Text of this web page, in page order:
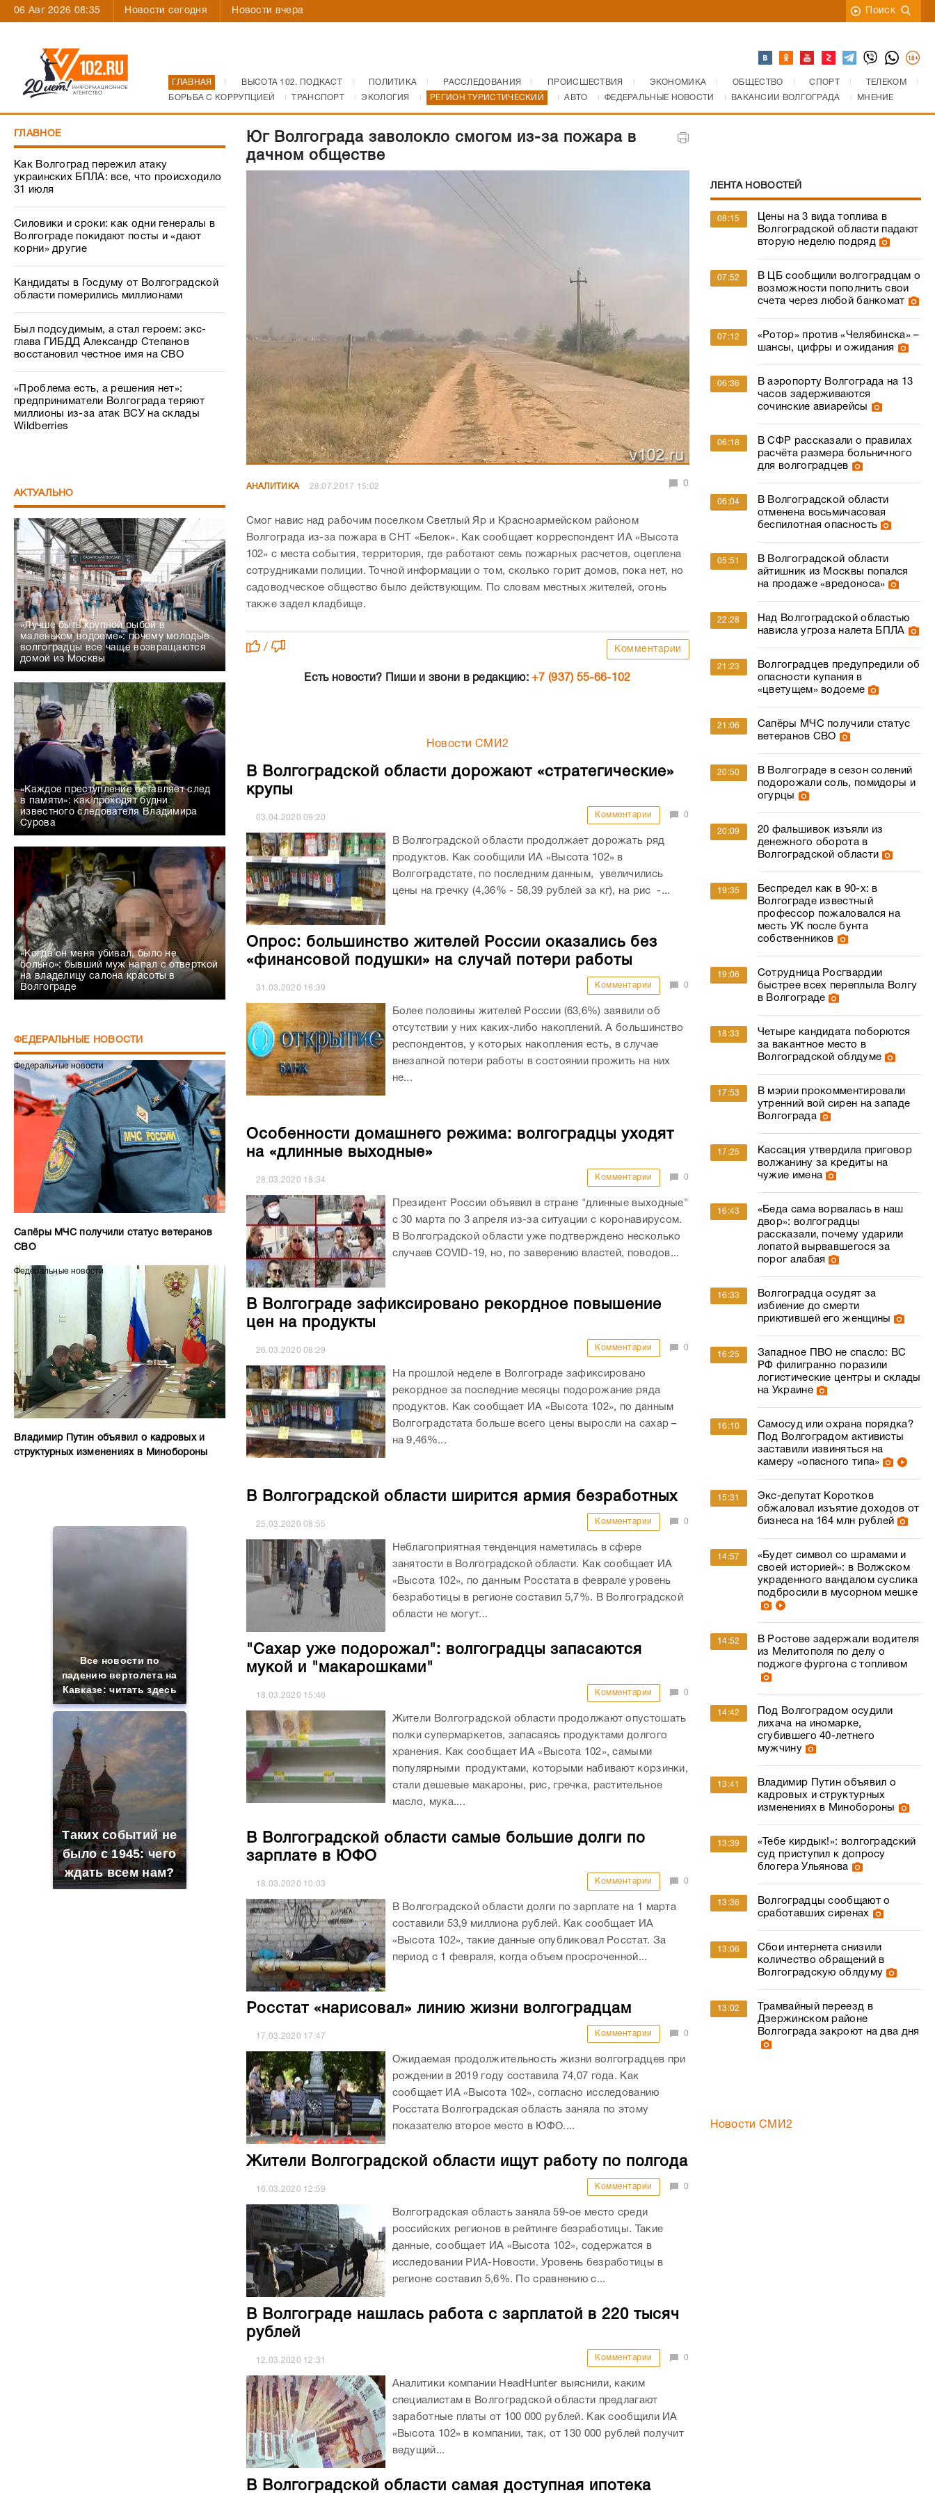
06 Авг 2026 08:35 Новости сегодня Новости вчера Поиск
ГЛАВНАЯ ВЫСОТА 102. ПОДКАСТ ПОЛИТИКА РАССЛЕДОВАНИЯ ПРОИСШЕСТВИЯ ЭКОНОМИКА ОБЩЕСТВО СПОРТ
ТЕЛЕКОМ
БОРЬБА С КОРРУПЦИЕЙ
ТРАНСПОРТ ЭКОЛОГИЯ РЕГИОН ТУРИСТИЧЕСКИЙ АВТО ФЕДЕРАЛЬНЫЕ НОВОСТИ ВАКАНСИИ ВОЛГОГРАДА МНЕНИЕ
ГЛАВНОЕ
Как Волгоград пережил атаку
украинских БПЛА: все, что происходило
31 июля
Силовики и сроки: как одни генералы в
Волгограде покидают посты и «дают
корни» другие
Кандидаты в Госдуму от Волгоградской
области померились миллионами
Был подсудимым, а стал героем: экс-
глава ГИБДД Александр Степанов
восстановил честное имя на СВО
«Проблема есть, а решения нет»:
предприниматели Волгограда теряют
миллионы из-за атак ВСУ на склады
Wildberries
АКТУАЛЬНО
«Лучше быть крупной рыбой в
маленьком водоеме»: почему молодые
волгоградцы все чаще возвращаются
домой из Москвы
«Каждое преступление оставляет след
в памяти»: как проходят будни
известного следователя Владимира
Сурова
«Когда он меня убивал, было не
больно»: бывший муж напал с отверткой
на владелицу салона красоты в
Волгограде
ФЕДЕРАЛЬНЫЕ НОВОСТИ
Федеральные новости
Сапёры МЧС получили статус ветеранов
СВО
Федеральные новости
Владимир Путин объявил о кадровых и
структурных изменениях в Минобороны
Все новости по
падению вертолета на
Кавказе: читать здесь
Таких событий не
было с 1945: чего
ждать всем нам?
Юг Волгограда заволокло смогом из-за пожара в
дачном обществе
АНАЛИТИКА 28.07.2017 15:02 0
Смог навис над рабочим поселком Светлый Яр и Красноармейском районом
Волгограда из-за пожара в СНТ «Белок». Как сообщает корреспондент ИА «Высота
102» с места события, территория, где работают семь пожарных расчетов, оцеплена
сотрудниками полиции. Точной информации о том, сколько горит домов, пока нет, но
садоводческое общество было действующим. По словам местных жителей, огонь
также задел кладбище.
/ Комментарии
Есть новости? Пиши и звони в редакцию:+7 (937) 55-66-102
Новости СМИ2
В Волгоградской области дорожают «стратегические»
крупы
03.04.202009:20 Комментарии 0
В Волгоградской области продолжает дорожать ряд
продуктов. Как сообщили ИА «Высота 102» в
Волгоградстате, по последним данным, увеличились
цены на гречку (4,36% - 58,39 рублей за кг), на рис -...
Опрос: большинство жителей России оказались без
«финансовой подушки» на случай потери работы
31.03.2020 16:39 Комментарии 0
Более половины жителей России (63,6%) заявили об
отсутствии у них каких-либо накоплений. А большинство
респондентов, у которых накопления есть, в случае
внезапной потери работы в состоянии прожить на них
не...
Особенности домашнего режима: волгоградцы уходят
на «длинные выходные»
28.03.2020 18:34 Комментарии 0
Президент России объявил в стране "длинные выходные"
с 30 марта по 3 апреля из-за ситуации с коронавирусом.
В Волгоградской области уже подтверждено несколько
случаев COVID-19, но, по заверению властей, поводов...
В Волгограде зафиксировано рекордное повышение
цен на продукты
26.03.202008:29 Комментарии 0
На прошлой неделе в Волгограде зафиксировано
рекордное за последние месяцы подорожание ряда
продуктов. Как сообщает ИА «Высота 102», по данным
Волгоградстата больше всего цены выросли на сахар –
на 9,46%...
В Волгоградской области ширится армия безработных
25.03.202008:55 Комментарии 0
Неблагоприятная тенденция наметилась в сфере
занятости в Волгоградской области. Как сообщает ИА
«Высота 102», по данным Росстата в феврале уровень
безработицы в регионе составил 5,7%. В Волгоградской
области не могут...
"Сахар уже подорожал": волгоградцы запасаются
мукой и "макарошками"
18.03.2020 15:46 Комментарии 0
Жители Волгоградской области продолжают опустошать
полки супермаркетов, запасаясь продуктами долгого
хранения. Как сообщает ИА «Высота 102», самыми
популярными продуктами, которыми набивают корзинки,
стали дешевые макароны, рис, гречка, растительное
масло, мука....
В Волгоградской области самые большие долги по
зарплате в ЮФО
18.03.2020 10:03 Комментарии 0
В Волгоградской области долги по зарплате на 1 марта
составили 53,9 миллиона рублей. Как сообщает ИА
«Высота 102», такие данные опубликовал Росстат. За
период с 1 февраля, когда объем просроченной...
Росстат «нарисовал» линию жизни волгоградцам
17.03.2020 17:47 Комментарии 0
Ожидаемая продолжительность жизни волгоградцев при
рождении в 2019 году составила 74,07 года. Как
сообщает ИА «Высота 102», согласно исследованию
Росстата Волгоградская область заняла по этому
показателю второе место в ЮФО....
Жители Волгоградской области ищут работу по полгода
16.03.2020 12:59 Комментарии 0
Волгоградская область заняла 59-ое место среди
российских регионов в рейтинге безработицы. Такие
данные, сообщает ИА «Высота 102», содержатся в
исследовании РИА-Новости. Уровень безработицы в
регионе составил 5,6%. По сравнению с...
В Волгограде нашлась работа с зарплатой в 220 тысяч
рублей
12.03.2020 12:31 Комментарии 0
Аналитики компании HeadHunter выяснили, каким
специалистам в Волгоградской области предлагают
заработные платы от 100 000 рублей. Как сообщили ИА
«Высота 102» в компании, так, от 130 000 рублей получит
ведущий...
В Волгоградской области самая доступная ипотека
ЛЕНТА НОВОСТЕЙ
08:15
Цены на 3 вида топлива в
Волгоградской области падают
вторую неделю подряд
07:52
В ЦБ сообщили волгоградцам о
возможности пополнить свои
счета через любой банкомат
07:12
«Ротор» против «Челябинска» –
шансы, цифры и ожидания
06:36
В аэропорту Волгограда на 13
часов задерживаются
сочинские авиарейсы
06:18
В СФР рассказали о правилах
расчёта размера больничного
для волгоградцев
06:04
В Волгоградской области
отменена восьмичасовая
беспилотная опасность
05:51
В Волгоградской области
айтишник из Москвы попался
на продаже «вредоноса»
22:28
Над Волгоградской областью
нависла угроза налета БПЛА
21:23
Волгоградцев предупредили об
опасности купания в
«цветущем» водоеме
21:06
Сапёры МЧС получили статус
ветеранов СВО
20:50
В Волгограде в сезон солений
подорожали соль, помидоры и
огурцы
20:09
20 фальшивок изъяли из
денежного оборота в
Волгоградской области
19:35
Беспредел как в 90-х: в
Волгограде известный
профессор пожаловался на
месть УК после бунта
собственников
19:06
Сотрудница Росгвардии
быстрее всех переплыла Волгу
в Волгограде
18:33
Четыре кандидата поборются
за вакантное место в
Волгоградской облдуме
17:53
В мэрии прокомментировали
утренний вой сирен на западе
Волгограда
17:25
Кассация утвердила приговор
волжанину за кредиты на
чужие имена
16:43
«Беда сама ворвалась в наш
двор»: волгоградцы
рассказали, почему ударили
лопатой вырвавшегося за
порог алабая
16:33
Волгоградца осудят за
избиение до смерти
приютившей его женщины
16:25
Западное ПВО не спасло: ВС
РФ филигранно поразили
логистические центры и склады
на Украине
16:10
Самосуд или охрана порядка?
Под Волгоградом активисты
заставили извиняться на
камеру «опасного типа»
15:31
Экс-депутат Коротков
обжаловал изъятие доходов от
бизнеса на 164 млн рублей
14:57
«Будет символ со шрамами и
своей историей»: в Волжском
украденного вандалом суслика
подбросили в мусорном мешке
14:52
В Ростове задержали водителя
из Мелитополя по делу о
поджоге фургона с топливом
14:42
Под Волгоградом осудили
лихача на иномарке,
сгубившего 40-летнего
мужчину
13:41
Владимир Путин объявил о
кадровых и структурных
изменениях в Минобороны
13:39
«Тебе кирдык!»: волгоградский
суд приступил к допросу
блогера Ульянова
13:36
Волгоградцы сообщают о
сработавших сиренах
13:06
Сбои интернета снизили
количество обращений в
Волгоградскую облдуму
13:02
Трамвайный переезд в
Дзержинском районе
Волгограда закроют на два дня
Новости СМИ2